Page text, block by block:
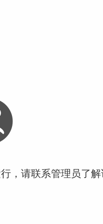
，请联系管理员了